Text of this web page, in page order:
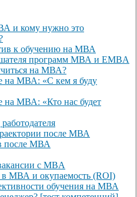
и кому нужно это
к обучению на МВА
программ МВА и EMBA
на МВА?
на МВА: «С кем я буду
на МВА: «Кто нас будет
после МВА
после МВА
с MBA
МВА и окупаемость (ROI)
обучения на МВА